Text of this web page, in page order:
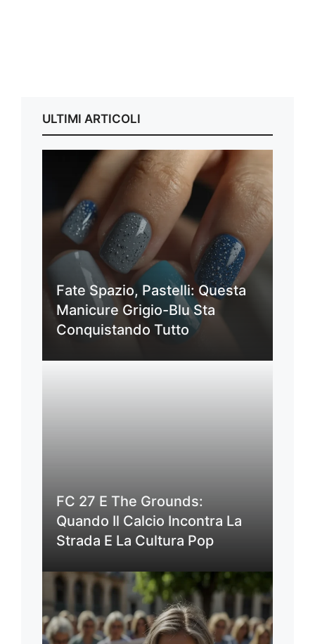
ULTIMI ARTICOLI
Fate Spazio, Pastelli: Questa
Manicure Grigio-Blu Sta
Conquistando Tutto
FC 27 E The Grounds:
Quando Il Calcio Incontra La
Strada E La Cultura Pop